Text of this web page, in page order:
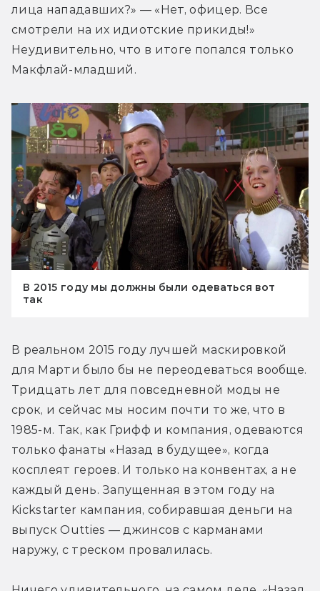
лица нападавших?» — «Нет, офицер. Все
смотрели на их идиотские прикиды!»
Неудивительно, что в итоге попался только
Макфлай-младший.
В 2015 году мы должны были одеваться вот
так
В реальном 2015 году лучшей маскировкой
для Марти было бы не переодеваться вообще.
Тридцать лет для повседневной моды не
срок, и сейчас мы носим почти то же, что в
1985-м. Так, как Грифф и компания, одеваются
только фанаты «Назад в будущее», когда
косплеят героев. И только на конвентах, а не
каждый день. Запущенная в этом году на
Kickstarter кампания, собиравшая деньги на
выпуск Outties — джинсов с карманами
наружу, с треском провалилась.